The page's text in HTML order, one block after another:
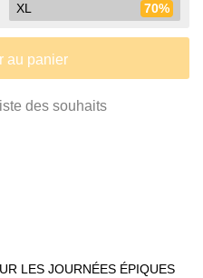
XL
70%
au panier
des souhaits
LES JOURNÉES ÉPIQUES